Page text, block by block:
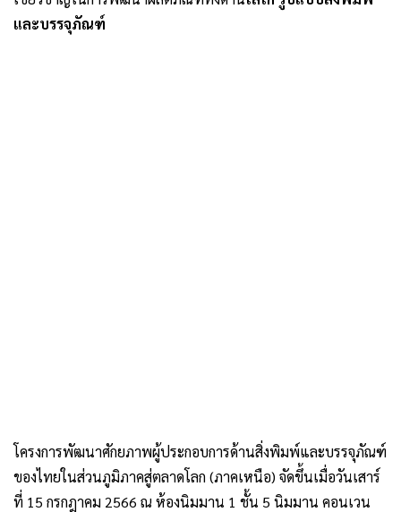
และบรรจุภัณฑ์
โครงการพัฒนาศักยภาพผู้ประกอบการด้านสิ่งพิมพ์และบรรจุภัณฑ์
ของไทยในส่วนภูมิภาคสู่ตลาดโลก (ภาคเหนือ) จัดขึ้นเมื่อวันเสาร์
ที่ 15 กรกฎาคม 2566 ณ ห้องนิมมาน 1 ชั้น 5 นิมมาน คอนเวน